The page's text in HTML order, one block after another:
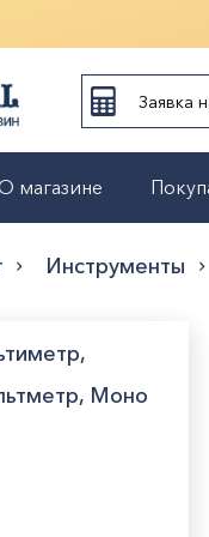
Заявка
магазине
Инструменты
Моно